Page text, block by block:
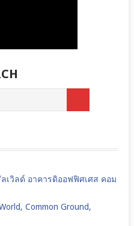
เวิลด์ อาคารดิออฟฟิศเศส คอม
Common Ground,